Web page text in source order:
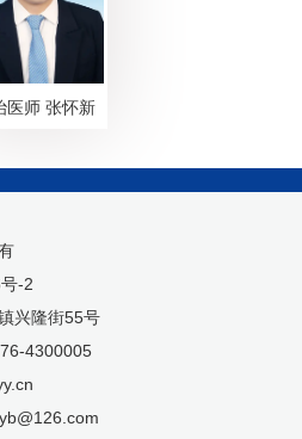
医师 张怀新
-2
兴隆街55号
4300005